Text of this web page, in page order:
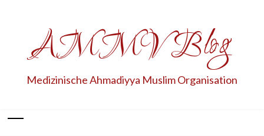
AMMV Blog
Medizinische Ahmadiyya Muslim Organisation